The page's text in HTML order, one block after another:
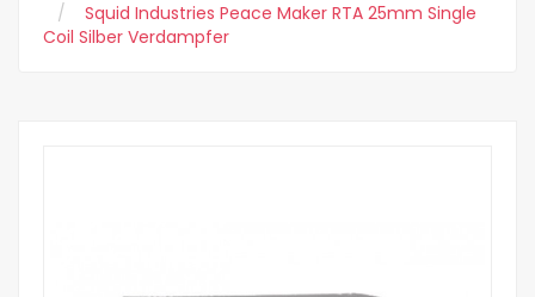
Squid Industries Peace Maker RTA 25mm Single
Coil Silber Verdampfer